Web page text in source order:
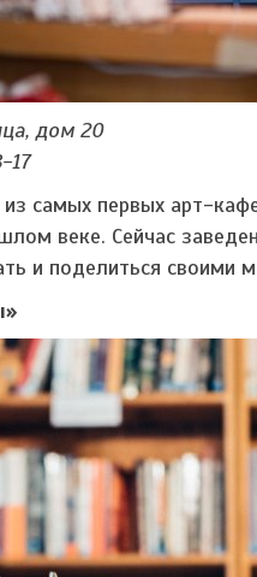
дом 20
17
самых первых арт-
веке. Сейчас
и поделиться своими